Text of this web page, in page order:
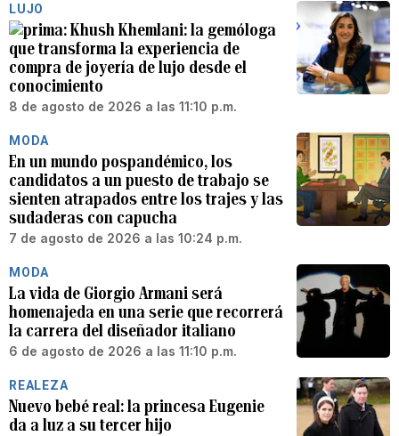
LUJO
Khush Khemlani: la gemóloga
que transforma la experiencia de
compra de joyería de lujo desde el
conocimiento
8 de agosto de 2026 a las 11:10 p.m.
MODA
En un mundo pospandémico, los
candidatos a un puesto de trabajo se
sienten atrapados entre los trajes y las
sudaderas con capucha
7 de agosto de 2026 a las 10:24 p.m.
MODA
La vida de Giorgio Armani será
homenajeda en una serie que recorrerá
la carrera del diseñador italiano
6 de agosto de 2026 a las 11:10 p.m.
REALEZA
Nuevo bebé real: la princesa Eugenie
da a luz a su tercer hijo